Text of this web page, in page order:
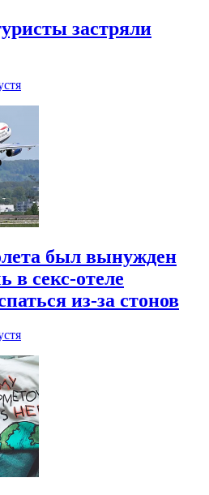
застряли
был вынужден
в секс-отеле
из-за стонов